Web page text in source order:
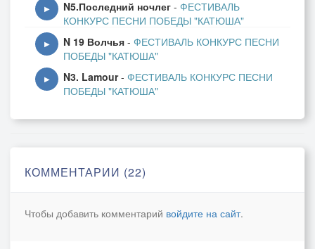
А когда уходила,
Накинув своё пальто,
Провожали средь ночи тебя
Мотыльки.
у страха глаза велики.
Находил, обнимал, целовал
Отыскать помогали тебя
▶ N5.Последний ночлег - ФЕСТИВАЛЬ
КОНКУРС ПЕСНИ ПОБЕДЫ "КАТЮША"
▶ N 19 Волчья - ФЕСТИВАЛЬ КОНКУРС ПЕСНИ
ПОБЕДЫ "КАТЮША"
▶ N3. Lamour- ФЕСТИВАЛЬ КОНКУРС ПЕСНИ
ПОБЕДЫ "КАТЮША"
КОММЕНТАРИИ (22)
Чтобы добавить комментарий войдите на сайт.